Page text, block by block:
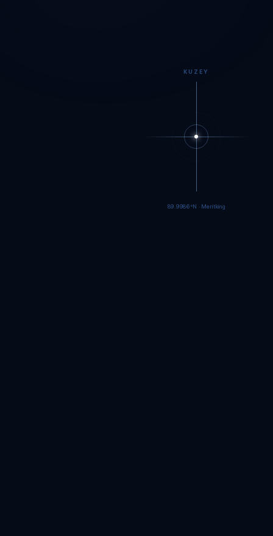
KUZEY
89.9984°N · Meritking